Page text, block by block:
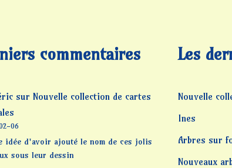
commentaires
sur Nouvelle collection de cartes
06
idée d'avoir ajouté le nom de ces jolis
sous leur dessin
Les
Nouvelle
Ines
Arbres sur
Nouveaux